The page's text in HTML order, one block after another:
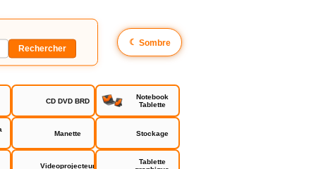
☾ Sombre
CD DVD BRD
Notebook
Tablette
Manette Stockage
Videoprojecteur
Tablette